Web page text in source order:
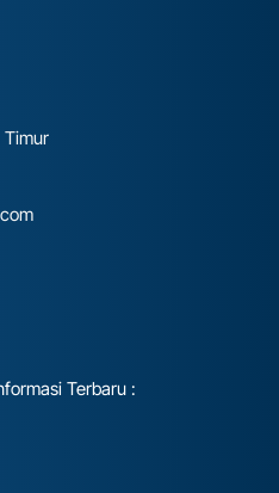
Timur
Terbaru :